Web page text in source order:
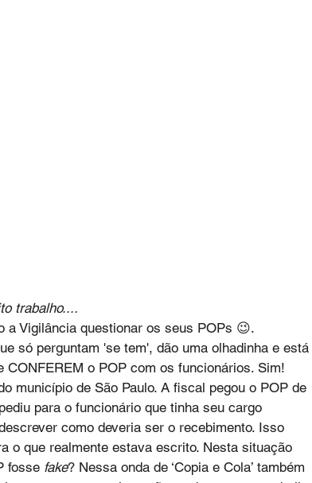
trabalho....
a Vigilância questionar os seus POPs 😉.
só perguntam 'se tem', dão uma olhadinha e está
CONFEREM o POP com os funcionários. Sim!
município de São Paulo. A fiscal pegou o POP de
para o funcionário que tinha seu cargo
como deveria ser o recebimento. Isso
o que realmente estava escrito. Nesta situação
fosse fake? Nessa onda de ‘Copia e Cola’ também